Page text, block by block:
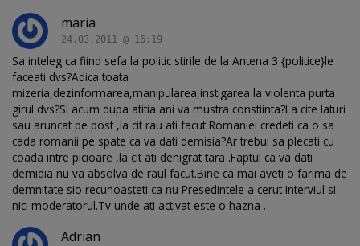
maria
24.03.2011 @ 16:19
Sa inteleg ca fiind sefa la politic stirile de la Antena 3 {politice}le
faceati dvs?Adica toata
mizeria,dezinformarea,manipularea,instigarea la violenta purta
girul dvs?Si acum dupa atitia ani va mustra constiinta?La cite laturi
sau aruncat pe post ,la cit rau ati facut Romaniei credeti ca o sa
cada romanii pe spate ca va dati demisia?Ar trebui sa plecati cu
coada intre picioare ,la cit ati denigrat tara .Faptul ca va dati
demidia nu va absolva de raul facut.Bine ca mai aveti o farima de
demnitate sio recunoasteti ca nu Presedintele a cerut interviul si
nici moderatorul.Tv unde ati activat este o hazna .
Adrian